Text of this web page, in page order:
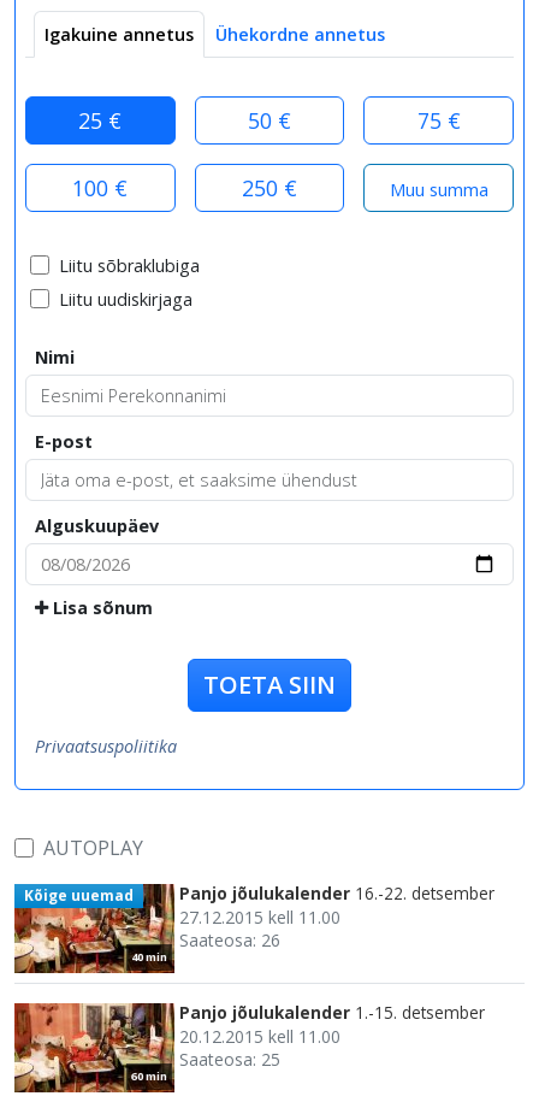
Igakuine annetus Ühekordne annetus
25 € 50 € 75 €
100 € 250 €
Liitu sõbraklubiga
Liitu uudiskirjaga
Nimi
E-post
Alguskuupäev
Lisa sõnum
TOETA SIIN
Privaatsuspoliitika
AUTOPLAY
40 min
Kõige uuemad Panjo jõulukalender 16.-22. detsember
27.12.2015 kell 11.00
Saateosa: 26
60 min
Panjo jõulukalender 1.-15. detsember
20.12.2015 kell 11.00
Saateosa: 25